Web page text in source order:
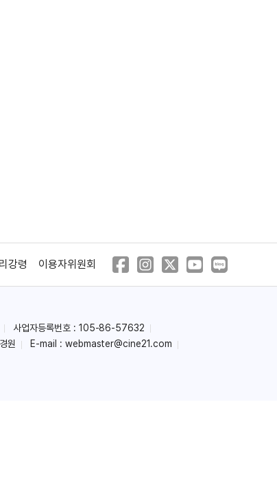
강령 이용자위원회
사업자등록번호 : 105-86-57632
원 E-mail : webmaster@cine21.com